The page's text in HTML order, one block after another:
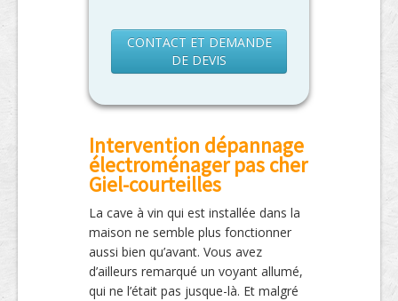
CONTACT ET DEMANDE
DE DEVIS
Intervention dépannage
électroménager pas cher
Giel-courteilles
La cave à vin qui est installée dans la
maison ne semble plus fonctionner
aussi bien qu’avant. Vous avez
d’ailleurs remarqué un voyant allumé,
qui ne l’était pas jusque-là. Et malgré